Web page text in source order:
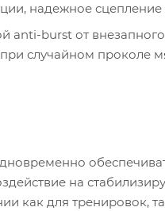
надежное
случайном проколе
на
как для тренировок,